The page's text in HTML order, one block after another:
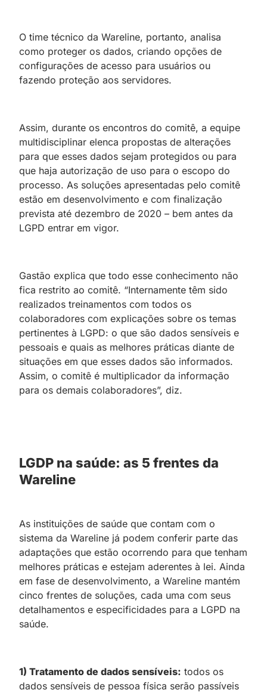
O time técnico da Wareline, portanto, analisa
como proteger os dados, criando opções de
configurações de acesso para usuários ou
fazendo proteção aos servidores.
Assim, durante os encontros do comitê, a equipe
multidisciplinar elenca propostas de alterações
para que esses dados sejam protegidos ou para
que haja autorização de uso para o escopo do
processo. As soluções apresentadas pelo comitê
estão em desenvolvimento e com finalização
prevista até dezembro de 2020 – bem antes da
LGPD entrar em vigor.
Gastão explica que todo esse conhecimento não
fica restrito ao comitê. “Internamente têm sido
realizados treinamentos com todos os
colaboradores com explicações sobre os temas
pertinentes à LGPD: o que são dados sensíveis e
pessoais e quais as melhores práticas diante de
situações em que esses dados são informados.
Assim, o comitê é multiplicador da informação
para os demais colaboradores”, diz.
LGDP na saúde: as 5 frentes da
Wareline
As instituições de saúde que contam com o
sistema da Wareline já podem conferir parte das
adaptações que estão ocorrendo para que tenham
melhores práticas e estejam aderentes à lei. Ainda
em fase de desenvolvimento, a Wareline mantém
cinco frentes de soluções, cada uma com seus
detalhamentos e especificidades para a LGPD na
saúde.
1) Tratamento de dados sensíveis: todos os
dados sensíveis de pessoa física serão passíveis